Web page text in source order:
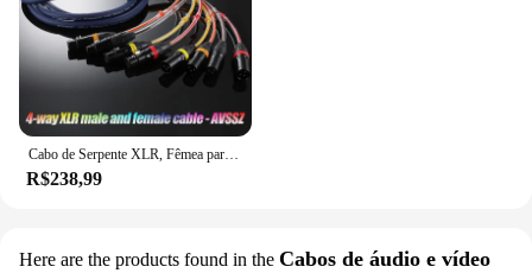
Cabo de Serpente XLR, Fêmea para Macho Multi-Canal, Estágio Móvel Mixer, Microfone, Linha de Sinal de Áudio, 2, 4, 8, 12, 16-Way
R$238,99
Here are the products found in the Cabos de áudio e vídeo